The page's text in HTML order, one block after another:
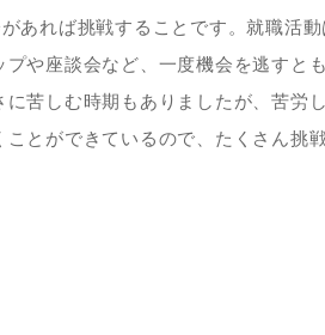
あれば挑戦することです。就職活
プや座談会など、一度機会を逃すと
に苦しむ時期もありましたが、苦労
ことができているので、たくさん挑